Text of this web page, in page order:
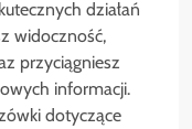
działań
widoczność,
przyciągniesz
informacji.
dotyczące